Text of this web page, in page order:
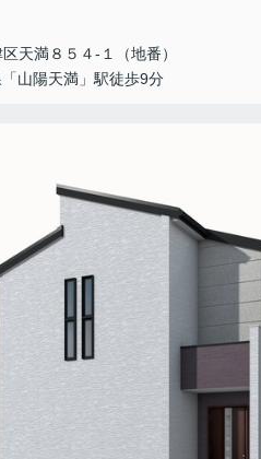
区天満８５４-１（地番）
山陽天満」駅徒歩9分